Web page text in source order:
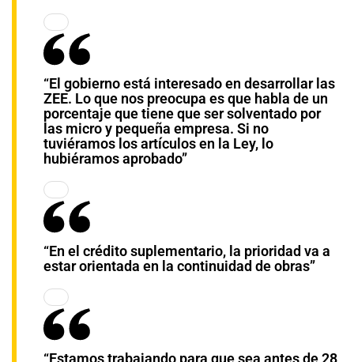
“El gobierno está interesado en desarrollar las
ZEE. Lo que nos preocupa es que habla de un
porcentaje que tiene que ser solventado por
las micro y pequeña empresa. Si no
tuviéramos los artículos en la Ley, lo
hubiéramos aprobado”
“En el crédito suplementario, la prioridad va a
estar orientada en la continuidad de obras”
“Estamos trabajando para que sea antes de 28